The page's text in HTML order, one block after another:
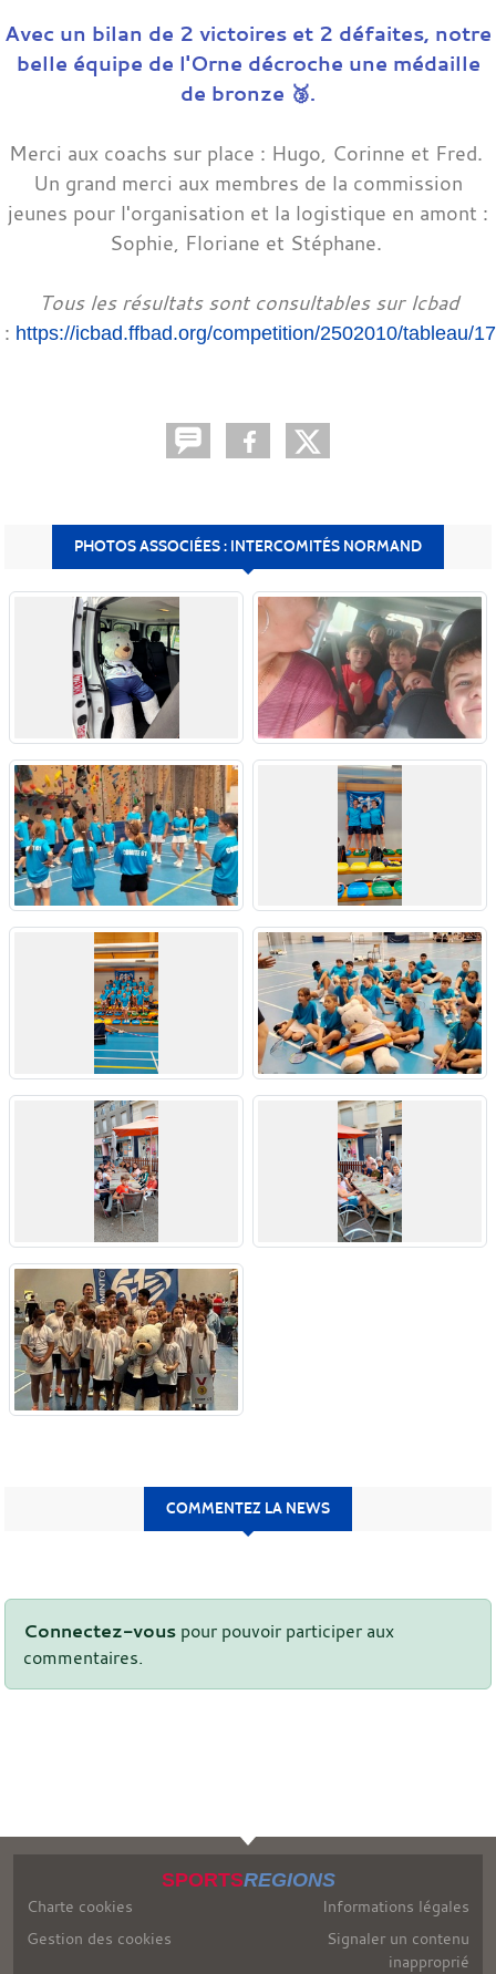
Avec un bilan de 2 victoires et 2 défaites, notre
belle équipe de l'Orne décroche une médaille
de bronze 🥉.
Merci aux coachs sur place : Hugo, Corinne et Fred.
Un grand merci aux membres de la commission
jeunes pour l'organisation et la logistique en amont :
Sophie, Floriane et Stéphane.
Tous les résultats sont consultables sur Icbad
: https://icbad.ffbad.org/competition/2502010/tableau/
PHOTOS ASSOCIÉES : INTERCOMITÉS NORMAND
COMMENTEZ LA NEWS
Connectez-vous pour pouvoir participer aux
commentaires.
SPORTSREGIONS
Charte cookies
Gestion des cookies
Informations légales
Signaler un contenu
inapproprié